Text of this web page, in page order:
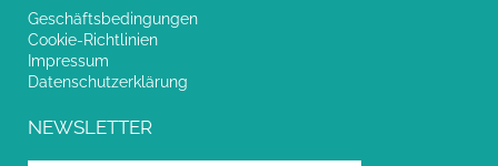
Geschäftsbedingungen
Cookie-Richtlinien
Impressum
Datenschutzerklärung
NEWSLETTER